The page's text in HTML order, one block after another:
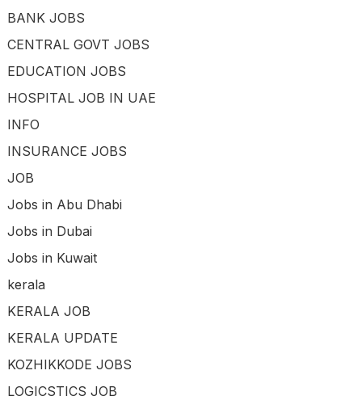
BANK JOBS
CENTRAL GOVT JOBS
EDUCATION JOBS
HOSPITAL JOB IN UAE
INFO
INSURANCE JOBS
JOB
Jobs in Abu Dhabi
Jobs in Dubai
Jobs in Kuwait
kerala
KERALA JOB
KERALA UPDATE
KOZHIKKODE JOBS
LOGICSTICS JOB